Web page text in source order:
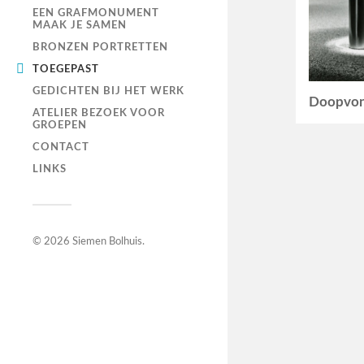
EEN GRAFMONUMENT
MAAK JE SAMEN
BRONZEN PORTRETTEN
TOEGEPAST
GEDICHTEN BIJ HET WERK
ATELIER BEZOEK VOOR
GROEPEN
CONTACT
LINKS
© 2026 Siemen Bolhuis.